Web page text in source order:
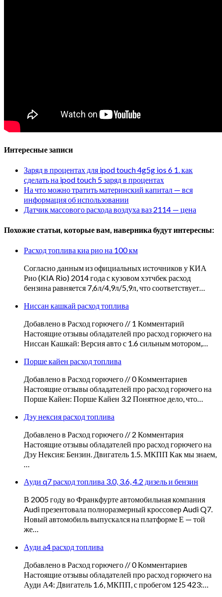
Интересные записи
Заряд в процентах для ipod touch 4g5g ios 6 1. как
сделать на ipod touch 5 заряд в процентах
На что можно тратить материнский капитал — вся
информация об использовании
Датчик массового расхода воздуха ваз 2114 — цена
Похожие статьи, которые вам, наверника будут интересны:
Расход топлива киа рио на 100 км
Согласно данным из официальных источников у КИА
Рио (KIA Rio) 2014 года с кузовом хэтчбек расход
бензина равняется 7,6л/4,9л/5,9л, что соответствует…
Ниссан кашкай расход топлива
Добавлено в Расход горючего // 1 Комментарий
Настоящие отзывы обладателей про расход горючего на
Ниссан Кашкай: Версия авто с 1.6 сильным мотором,…
Порше кайен расход топлива
Добавлено в Расход горючего // 0 Комментариев
Настоящие отзывы обладателей про расход горючего на
Порше Кайен: Порше Кайен 3.2 Понятное дело, что…
Дэу нексия расход топлива
Добавлено в Расход горючего // 2 Комментария
Настоящие отзывы обладателей про расход горючего на
Дэу Нексия: Бензин. Двигатель 1.5. МКПП Как мы знаем,
…
Ауди q7 расход топлива 3.0, 3.6, 4.2 дизель и бензин
В 2005 году во Франкфурте автомобильная компания
Audi презентовала полноразмерный кроссовер Audi Q7.
Новый автомобиль выпускался на платформе Е — той
же…
Ауди а4 расход топлива
Добавлено в Расход горючего // 0 Комментариев
Настоящие отзывы обладателей про расход горючего на
Ауди А4: Двигатель 1.6, МКПП, с пробегом 125 423:…